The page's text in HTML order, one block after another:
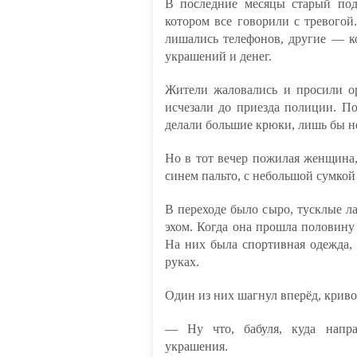
В последние месяцы старый
котором все говорили с
лишались телефонов, другие —
украшений и денег.
Жители жаловались и просили
исчезали до приезда полиции.
делали большие крюки, лишь бы
Но в тот вечер пожилая
синем пальто, с небольшой
В переходе было сыро, тусклые
эхом. Когда она прошла
На них была спортивная
руках.
Один из них шагнул вперёд, криво
— Ну что, бабуля, куда
украшения.